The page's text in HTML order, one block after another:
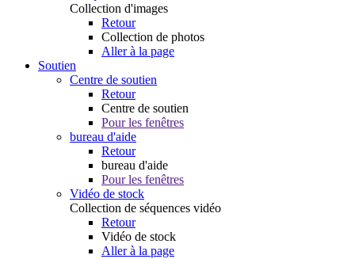
Collection d'images
Retour
Collection de photos
Aller à la page
Soutien
Centre de soutien
Retour
Centre de soutien
Pour les fenêtres
bureau d'aide
Retour
bureau d'aide
Pour les fenêtres
Vidéo de stock
Collection de séquences vidéo
Retour
Vidéo de stock
Aller à la page